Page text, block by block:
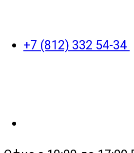
+7 (812) 332 54-34